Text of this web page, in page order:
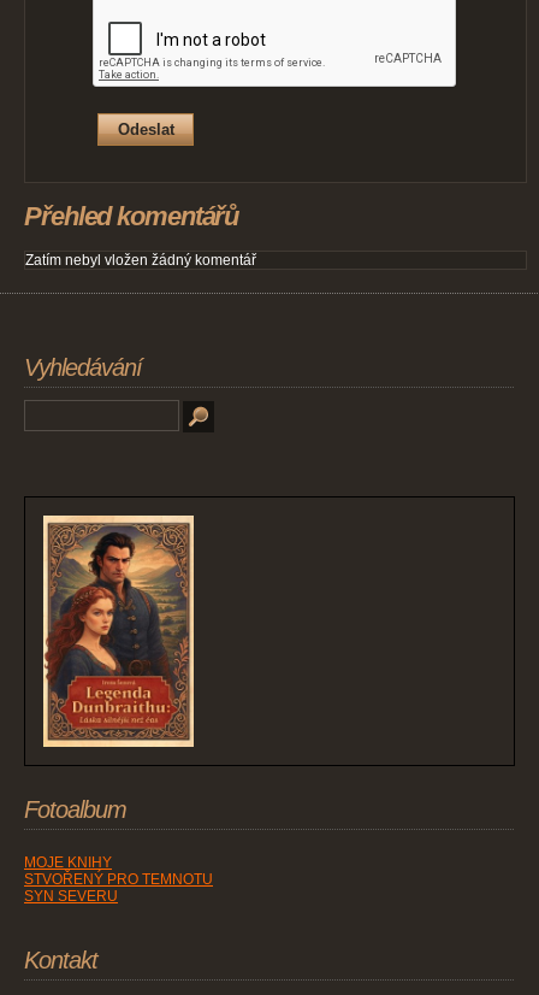
Přehled komentářů
Zatím nebyl vložen žádný komentář
Vyhledávání
Fotoalbum
MOJE KNIHY
STVOŘENÝ PRO TEMNOTU
SYN SEVERU
Kontakt